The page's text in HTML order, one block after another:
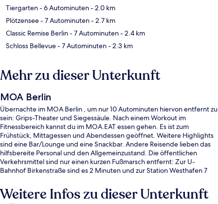
Tiergarten- 6 Autominuten- 2.0 km
Plötzensee- 7 Autominuten- 2.7 km
Classic Remise Berlin- 7 Autominuten- 2.4 km
Schloss Bellevue- 7 Autominuten- 2.3 km
Mehr zu dieser Unterkunft
MOA Berlin
Übernachte im MOA Berlin , um nur 10 Autominuten hiervon entfernt zu
sein: Grips-Theater und Siegessäule. Nach einem Workout im
Fitnessbereich kannst du im MOA.EAT essen gehen. Es ist zum
Frühstück, Mittagessen und Abendessen geöffnet. Weitere Highlights
sind eine Bar/Lounge und eine Snackbar. Andere Reisende lieben das
hilfsbereite Personal und den Allgemeinzustand. Die öffentlichen
Verkehrsmittel sind nur einen kurzen Fußmarsch entfernt: Zur U-
Bahnhof Birkenstraße sind es 2 Minuten und zur Station Westhafen 7
Weitere Infos zu dieser Unterkunft